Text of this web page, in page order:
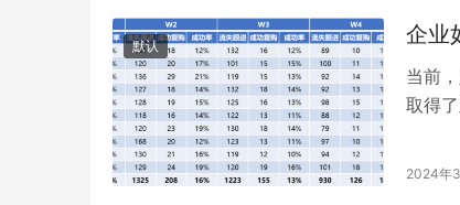
默认 企业
当前
取得
2024年